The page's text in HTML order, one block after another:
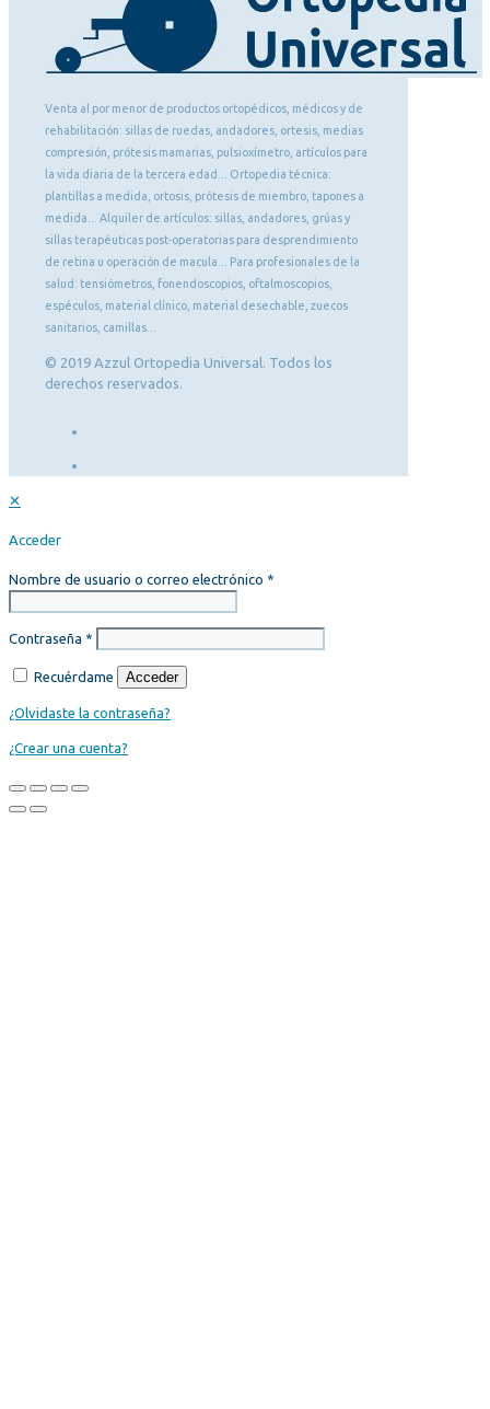
Venta al por menor de productos ortopédicos, médicos y de
rehabilitación: sillas de ruedas, andadores, ortesis, medias
compresión, prótesis mamarias, pulsioxímetro, artículos para
la vida diaria de la tercera edad... Ortopedia técnica:
plantillas a medida, ortosis, prótesis de miembro, tapones a
medida... Alquiler de artículos: sillas, andadores, grúas y
sillas terapéuticas post-operatorias para desprendimiento
de retina u operación de macula... Para profesionales de la
salud: tensiómetros, fonendoscopios, oftalmoscopios,
espéculos, material clínico, material desechable, zuecos
sanitarios, camillas...
© 2019 Azzul Ortopedia Universal. Todos los
derechos reservados.
✕
Acceder
Nombre de usuario o correo electrónico *
Contraseña *
Recuérdame Acceder
¿Olvidaste la contraseña?
¿Crear una cuenta?